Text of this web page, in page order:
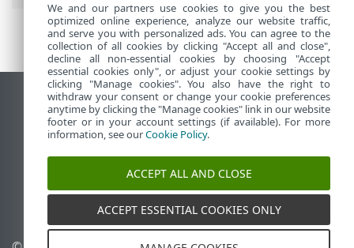
Afficher le site pour ordinateur de bureau
End of Life
Base de connaissances ESET
Forum ESET
ESET Status Portal
Assistance régionale
We and our partners use cookies to give you the best
optimized online experience, analyze our website traffic,
and serve you with personalized ads. You can agree to the
collection of all cookies by clicking "Accept all and close",
decline all non-essential cookies by choosing "Accept
essential cookies only", or adjust your cookie settings by
clicking "Manage cookies". You also have the right to
withdraw your consent or change your cookie preferences
anytime by clicking the "Manage cookies" link in our website
footer or in your account settings (if available). For more
information, see ourCookie Policy.
ACCEPT ALL AND CLOSE
ACCEPT ESSENTIAL COOKIES ONLY